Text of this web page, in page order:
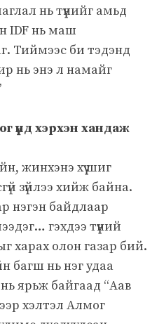
нь түүнийг амьд
IDF нь маш
Тиймээс би тэдэнд
нь энэ л намайг
үүнд хэрхэн хандаж
жинхэнэ хүү шиг
зүйлээ хийж байна.
нэгэн байдлаар
гэхдээ түүний
харах олон газар бий.
багш нь нэг удаа
нь ярьж байгаад “Аав
хэлтэл Алмог